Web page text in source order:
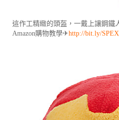
這作工精緻的頭盔，一戴上讓鋼鐵
Amazon購物教學✈http://bit.ly/